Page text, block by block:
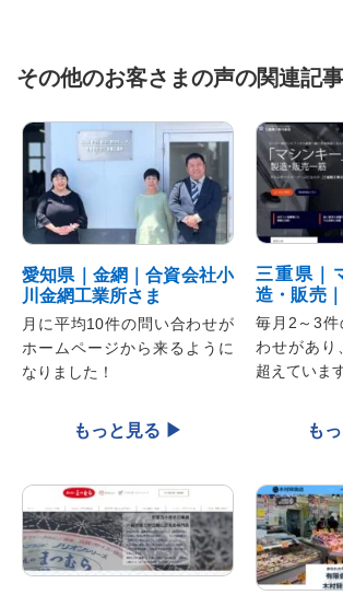
その他のお客さまの声の関連記事
愛知県｜金網｜合資会社小
川金網工業所さま
月に平均10件の問い合わせが
ホームページから来るように
なりました！
三重県｜
造・販売
社さま
毎月2～3件
わせがあり
超えています